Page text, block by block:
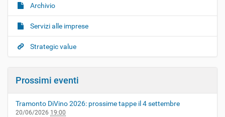
Archivio
Servizi alle imprese
Strategic value
Prossimi eventi
Tramonto DiVino 2026: prossime tappe il 4 settembre
20/06/2026 19:00